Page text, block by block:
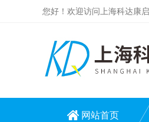
您好！欢迎访问上海科达康
网站首页